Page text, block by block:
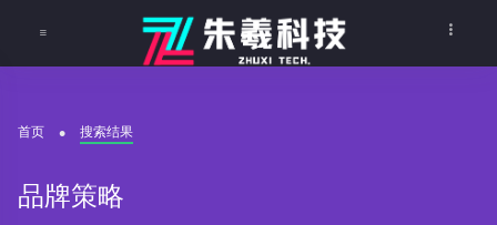
首页 搜索结果
品牌策略